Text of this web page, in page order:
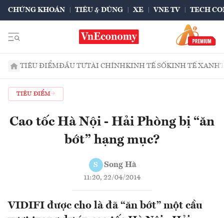
CHỨNG KHOÁN TIÊU & DÙNG XE VNE TV TECH
TIÊU ĐIỂMĐẦU TƯTÀI CHÍNHKINH TẾ SỐKINH TẾ XANH
TIÊU ĐIỂM
Cao tốc Hà Nội - Hải Phòng bị “ăn
bớt” hạng mục?
S Song Hà
11:20, 22/04/2014
VIDIFI được cho là đã “ăn bớt” một cầu